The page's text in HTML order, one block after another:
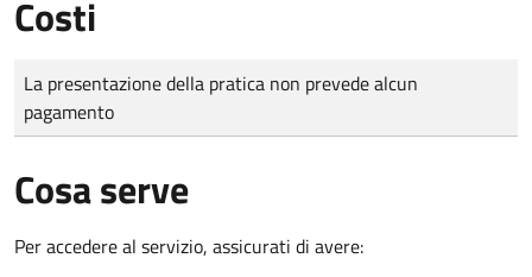
Costi
Tipo di pagamento
Importo
La presentazione della pratica non prevede alcun
pagamento
Cosa serve
Per accedere al servizio, assicurati di avere: